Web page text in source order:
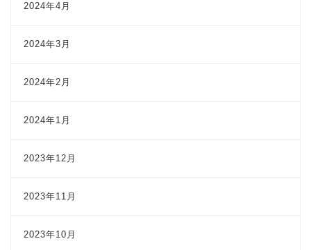
2024年4月
2024年3月
2024年2月
2024年1月
2023年12月
2023年11月
2023年10月